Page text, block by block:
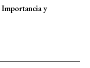
Importancia y